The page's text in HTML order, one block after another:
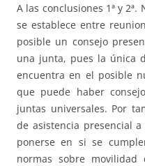
A las conclusiones 1ª y
se establece entre
posible un consejo
una junta, pues la única
encuentra en el posible
que puede haber
juntas universales. Por
de asistencia presencial
ponerse en si se
normas sobre